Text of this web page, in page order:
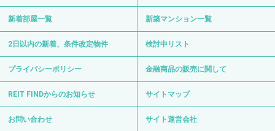
新着部屋一覧 新築マンション一覧
2日以内の新着、条件改定物件 検討中リスト
プライバシーポリシー 金融商品の販売に関して
REIT FINDからのお知らせ サイトマップ
お問い合わせ サイト運営会社